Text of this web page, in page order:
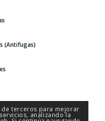
(Antifugas)
terceros para mejorar
analizando la